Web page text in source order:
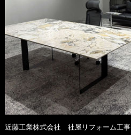
近藤工業株式会社 社屋リフォーム工事